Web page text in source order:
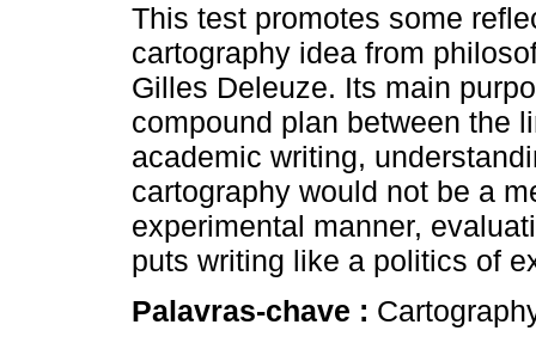
This test promotes some
cartography idea from
Gilles Deleuze. Its main
compound plan between the
academic writing,
cartography would not be a
experimental manner,
puts writing like a politics of
Palavras-chave :